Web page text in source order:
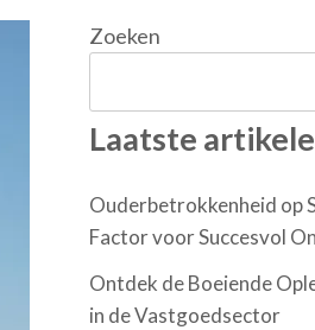
Zoeken
Laatste
Ouderbetrokkenheid op
Factor voor Succesvol
Ontdek de Boeiende
in de Vastgoedsector